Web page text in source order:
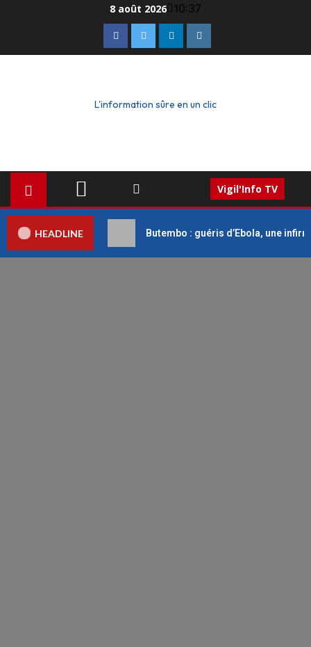
8 août 2026 10:37
L'information sûre en un clic
Vigil'Info TV
HEADLINE Butembo : guéris d’Ebola, une